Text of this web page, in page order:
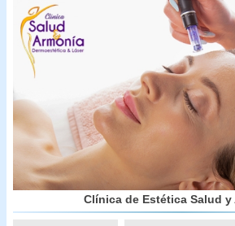
Clínica de Estética Salud y